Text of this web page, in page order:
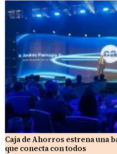
Caja de Ahorros estrena una
que conecta con todos